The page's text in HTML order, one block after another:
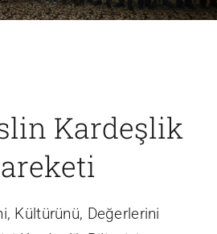
Kardeşlik
Kültürünü, Değerlerini